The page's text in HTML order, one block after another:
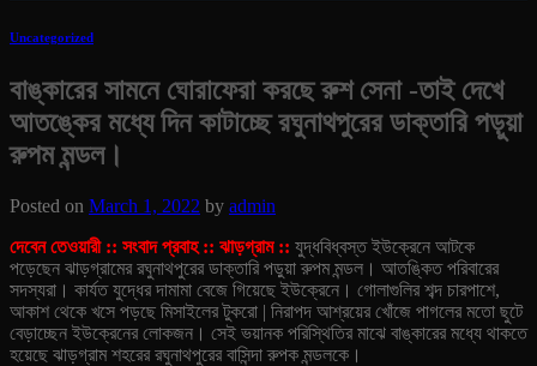
Uncategorized
বাঙ্কারের সামনে ঘোরাফেরা করছে রুশ সেনা -তাই দেখে
আতঙ্কের মধ্যে দিন কাটাচ্ছে রঘুনাথপুরের ডাক্তারি পড়ুয়া
রুপম মন্ডল।
Posted on March 1, 2022 by admin
দেবেন তেওয়ারী :: সংবাদ প্রবাহ :: ঝাড়গ্রাম :: যুদ্ধবিধ্বস্ত ইউক্রেনে আটকে
পড়েছেন ঝাড়গ্রামের রঘুনাথপুরের ডাক্তারি পড়ুয়া রুপম মন্ডল। আতঙ্কিত পরিবারের
সদস্যরা। কার্যত যুদ্ধের দামামা বেজে গিয়েছে ইউক্রেনে। গোলাগুলির শব্দ চারপাশে,
আকাশ থেকে খসে পড়ছে মিসাইলের টুকরো | নিরাপদ আশ্রয়ের খোঁজে পাগলের মতো ছুটে
বেড়াচ্ছেন ইউক্রেনের লোকজন। সেই ভয়ানক পরিস্থিতির মাঝে বাঙ্কারের মধ্যে থাকতে
হয়েছে ঝাড়গ্রাম শহরের রঘুনাথপুরের বাসিন্দা রুপক মন্ডলকে।